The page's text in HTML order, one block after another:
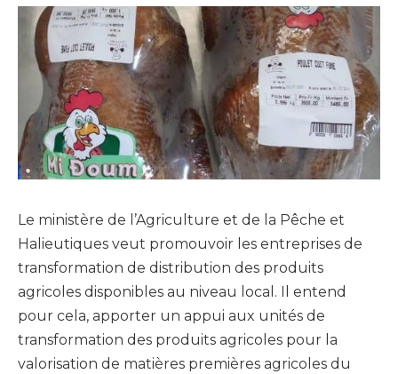
Le ministère de l’Agriculture et de la Pêche et
Halieutiques veut promouvoir les entreprises de
transformation de distribution des produits
agricoles disponibles au niveau local. Il entend
pour cela, apporter un appui aux unités de
transformation des produits agricoles pour la
valorisation de matières premières agricoles du